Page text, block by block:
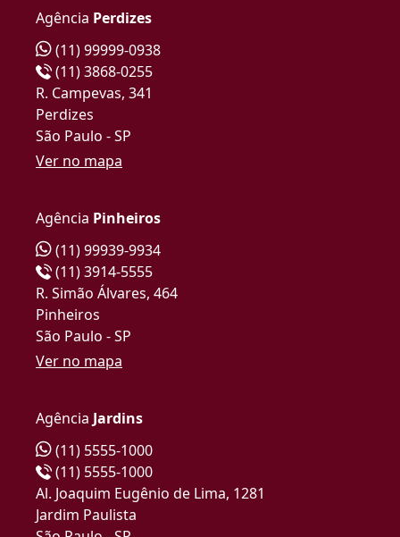
Agência Perdizes
(11) 99999-0938
(11) 3868-0255
R. Campevas, 341
Perdizes
São Paulo - SP
Ver no mapa
Agência Pinheiros
(11) 99939-9934
(11) 3914-5555
R. Simão Álvares, 464
Pinheiros
São Paulo - SP
Ver no mapa
Agência Jardins
(11) 5555-1000
(11) 5555-1000
Al. Joaquim Eugênio de Lima, 1281
Jardim Paulista